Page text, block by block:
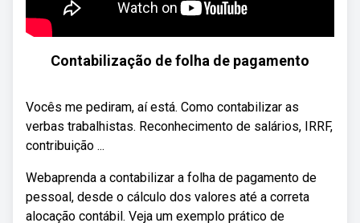
Contabilização de folha de pagamento
Vocês me pediram, aí está. Como contabilizar as
verbas trabalhistas. Reconhecimento de salários, IRRF,
contribuição ...
Webaprenda a contabilizar a folha de pagamento de
pessoal, desde o cálculo dos valores até a correta
alocação contábil. Veja um exemplo prático de